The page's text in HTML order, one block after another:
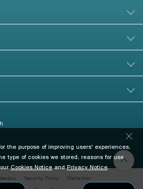
Security Policy Disclaimer
the purpose of improving users' experiences.
type of cookies we stored, reasons for use
Cookies NoticeandPrivacy Notice.